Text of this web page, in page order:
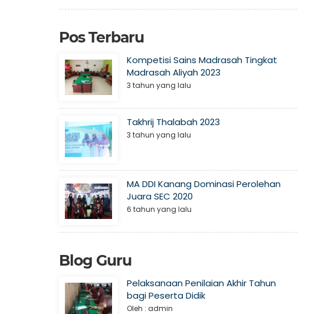
Pos Terbaru
Kompetisi Sains Madrasah Tingkat
Madrasah Aliyah 2023
3 tahun yang lalu
Takhrij Thalabah 2023
3 tahun yang lalu
MA DDI Kanang Dominasi Perolehan
Juara SEC 2020
6 tahun yang lalu
Blog Guru
Pelaksanaan Penilaian Akhir Tahun
bagi Peserta Didik
Oleh : admin